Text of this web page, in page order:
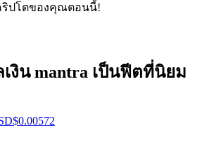
ริปโตของคุณตอนนี้!
งิน mantra เป็นฟีตที่นิยม
$0.00572